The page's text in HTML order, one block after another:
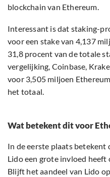
blockchain van Ethereum.
Interessant is dat staking-
voor een stake van 4,137
31,8 procent van de totale
vergelijking, Coinbase,
voor 3,505 miljoen
het totaal.
Wat betekent dit voor
In de eerste plaats betekent
Lido een grote invloed
Blijft het aandeel van Lido